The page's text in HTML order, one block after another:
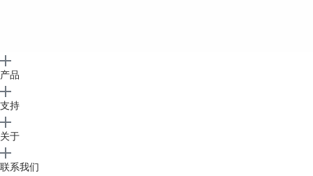
产品
支持
关于
联系我们